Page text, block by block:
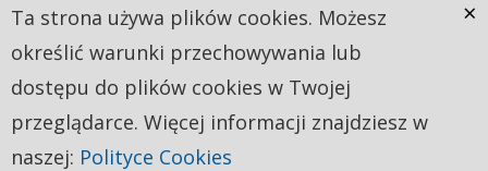
Ta strona używa plików cookies. Możesz
określić warunki przechowywania lub
dostępu do plików cookies w Twojej
przeglądarce. Więcej informacji znajdziesz w
naszej: Polityce Cookies
×